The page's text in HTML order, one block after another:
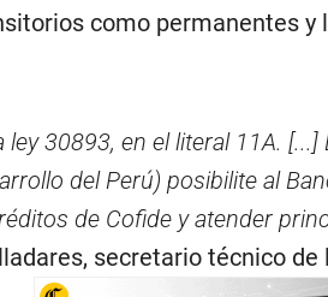
como permanentes y
ley 30893, en el literal 11A.
del Perú) posibilite al
de Cofide y atender
secretario técnico